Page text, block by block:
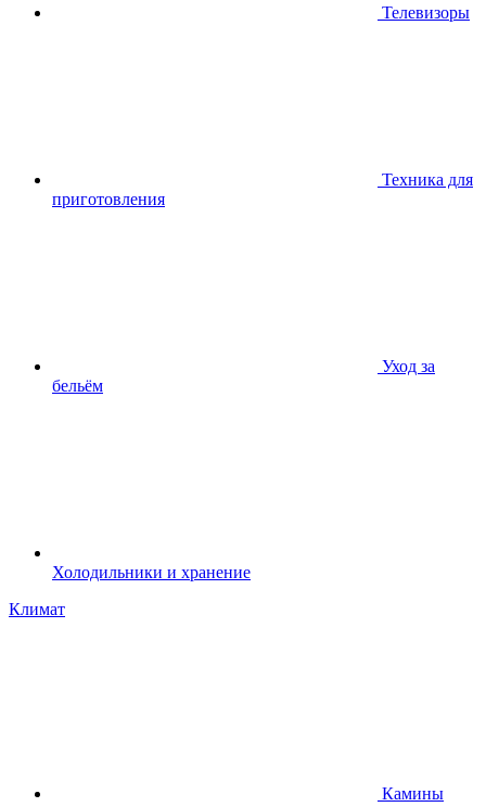
Телевизоры
Техника для
приготовления
Уход за
бельём
Холодильники и хранение
Климат
Камины